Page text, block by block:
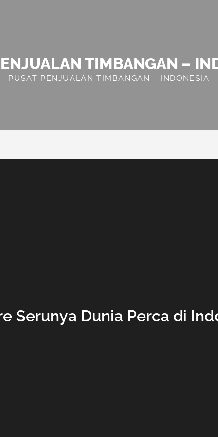
TIMBANGAN –
PUSAT PENJUALAN TIMBANGAN – INDONESIA
Serunya Dunia Perca di